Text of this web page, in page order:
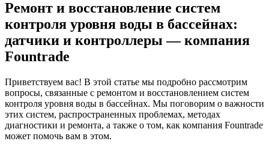
Ремонт и восстановление систем
контроля уровня воды в бассейнах:
датчики и контроллеры ― компания
Fountrade
Приветствуем вас! В этой статье мы подробно рассмотрим
вопросы, связанные с ремонтом и восстановлением систем
контроля уровня воды в бассейнах. Мы поговорим о важности
этих систем, распространенных проблемах, методах
диагностики и ремонта, а также о том, как компания Fountrade
может помочь вам в этом.